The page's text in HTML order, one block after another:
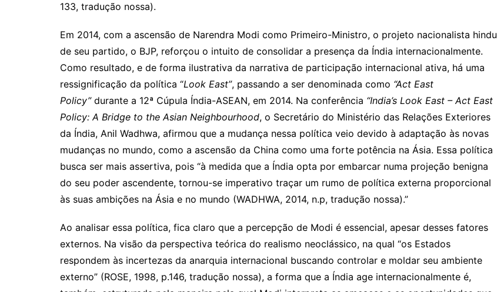
133, tradução nossa).
Em 2014, com a ascensão de Narendra Modi como Primeiro-Ministro, o projeto nacionalista hindu
de seu partido, o BJP, reforçou o intuito de consolidar a presença da Índia internacionalmente.
Como resultado, e de forma ilustrativa da narrativa de participação internacional ativa, há uma
ressignificação da política “Look East”, passando a ser denominada como “Act East
Policy”durante a 12ª Cúpula Índia-ASEAN, em 2014. Na conferência “India’s Look East – Act East
Policy: A Bridge to the Asian Neighbourhood, o Secretário do Ministério das Relações Exteriores
da Índia, Anil Wadhwa, afirmou que a mudança nessa política veio devido à adaptação às novas
mudanças no mundo, como a ascensão da China como uma forte potência na Ásia. Essa política
busca ser mais assertiva, pois “à medida que a Índia opta por embarcar numa projeção benigna
do seu poder ascendente, tornou-se imperativo traçar um rumo de política externa proporcional
às suas ambições na Ásia e no mundo (WADHWA, 2014, n.p, tradução nossa).”
Ao analisar essa política, fica claro que a percepção de Modi é essencial, apesar desses fatores
externos. Na visão da perspectiva teórica do realismo neoclássico, na qual “os Estados
respondem às incertezas da anarquia internacional buscando controlar e moldar seu ambiente
externo” (ROSE, 1998, p.146, tradução nossa), a forma que a Índia age internacionalmente é,